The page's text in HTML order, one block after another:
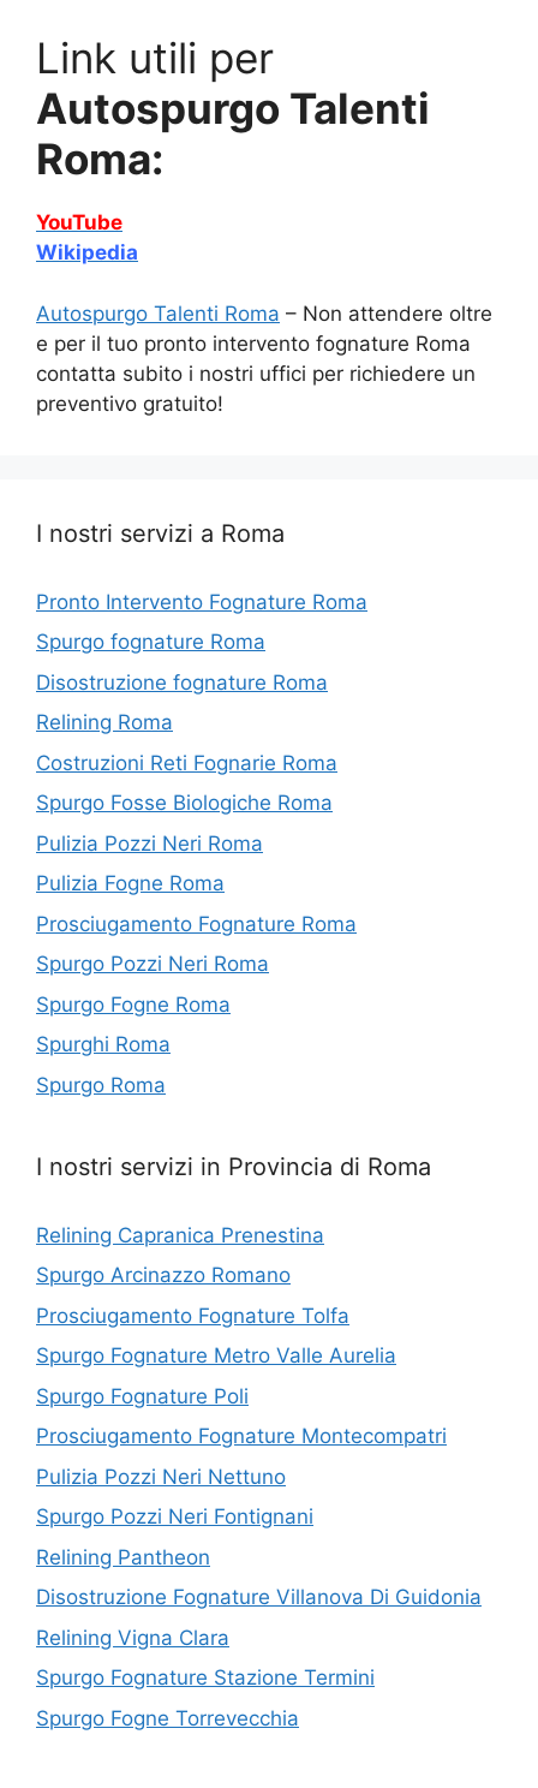
Link utili per
Autospurgo Talenti
Roma:
YouTube
Wikipedia
Autospurgo Talenti Roma – Non attendere oltre
e per il tuo pronto intervento fognature Roma
contatta subito i nostri uffici per richiedere un
preventivo gratuito!
I nostri servizi a Roma
Pronto Intervento Fognature Roma
Spurgo fognature Roma
Disostruzione fognature Roma
Relining Roma
Costruzioni Reti Fognarie Roma
Spurgo Fosse Biologiche Roma
Pulizia Pozzi Neri Roma
Pulizia Fogne Roma
Prosciugamento Fognature Roma
Spurgo Pozzi Neri Roma
Spurgo Fogne Roma
Spurghi Roma
Spurgo Roma
I nostri servizi in Provincia di Roma
Relining Capranica Prenestina
Spurgo Arcinazzo Romano
Prosciugamento Fognature Tolfa
Spurgo Fognature Metro Valle Aurelia
Spurgo Fognature Poli
Prosciugamento Fognature Montecompatri
Pulizia Pozzi Neri Nettuno
Spurgo Pozzi Neri Fontignani
Relining Pantheon
Disostruzione Fognature Villanova Di Guidonia
Relining Vigna Clara
Spurgo Fognature Stazione Termini
Spurgo Fogne Torrevecchia